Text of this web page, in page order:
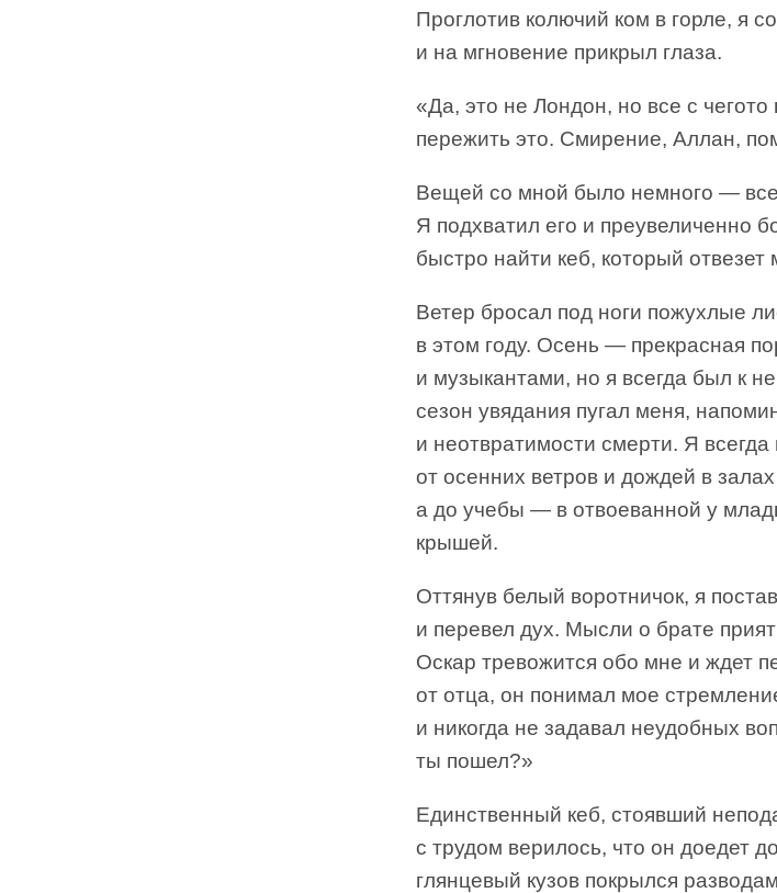
Проглотив колючий ком в горле, я
и на мгновение прикрыл глаза.
«Да, это не Лондон, но все с
пережить это. Смирение, Аллан,
Вещей со мной было немного —
Я подхватил его и преувеличенно
быстро найти кеб, который отвезет
Ветер бросал под ноги пожухлые
в этом году. Осень — прекрасная
и музыкантами, но я всегда был к
сезон увядания пугал меня,
и неотвратимости смерти. Я всегда
от осенних ветров и дождей в
а до учебы — в отвоеванной у
крышей.
Оттянув белый воротничок, я
и перевел дух. Мысли о брате
Оскар тревожится обо мне и ждет
от отца, он понимал мое
и никогда не задавал неудобных
ты пошел?»
Единственный кеб, стоявший
с трудом верилось, что он доедет
глянцевый кузов покрылся